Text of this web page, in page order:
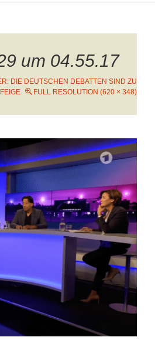
um 04.55.17
DIE DEUTSCHEN DEBATTEN SIND ZU
FEIGE
FULL RESOLUTION (620 × 348)